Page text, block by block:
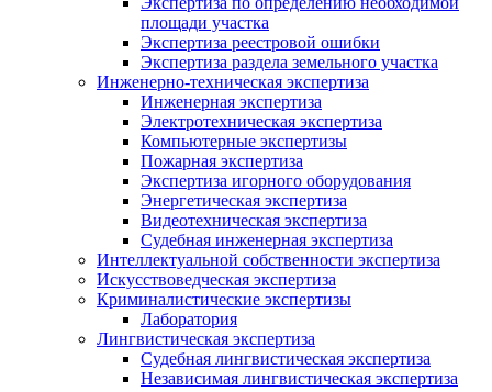
площади участка
Экспертиза реестровой ошибки
Экспертиза раздела земельного участка
Инженерно-техническая экспертиза
Инженерная экспертиза
Электротехническая экспертиза
Компьютерные экспертизы
Пожарная экспертиза
Экспертиза игорного оборудования
Энергетическая экспертиза
Видеотехническая экспертиза
Судебная инженерная экспертиза
Интеллектуальной собственности экспертиза
Искусствоведческая экспертиза
Криминалистические экспертизы
Лаборатория
Лингвистическая экспертиза
Судебная лингвистическая экспертиза
Независимая лингвистическая экспертиза